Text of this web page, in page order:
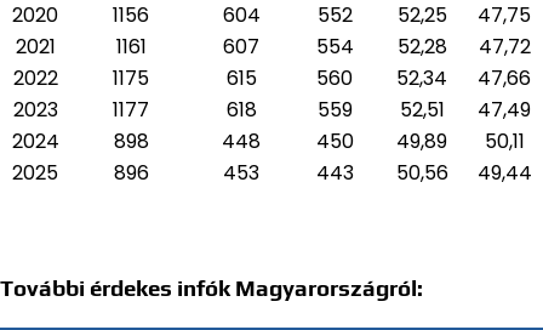
2020
1156 604 552 52,25
47,75
2021
1161 607 554 52,28
47,72
2022
1175 615 560 52,34
47,66
2023
1177 618 559 52,51
47,49
2024
898 448 450 49,89
50,11
2025
896 453 443 50,56 49,44
További érdekes infók Magyarországról: